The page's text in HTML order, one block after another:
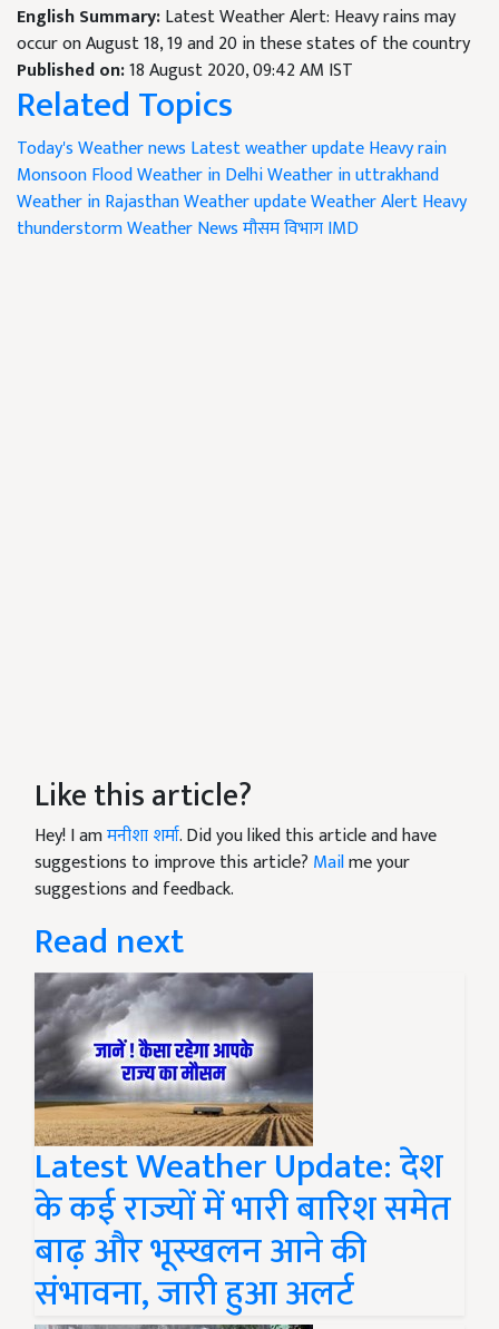
English Summary:Latest Weather Alert: Heavy rains may
occur on August 18, 19 and 20 in these states of the country
Published on:18 August 2020, 09:42 AM IST
Related Topics
Today's Weather news Latest weather updateHeavy rain
MonsoonFloodWeather in DelhiWeather in uttrakhand
Weather in RajasthanWeather updateWeather AlertHeavy
thunderstormWeather Newsमौसम विभागIMD
Like this article?
Hey! I amमनीशा शर्मा. Did you liked this article and have
suggestions to improve this article? Mailme your
suggestions and feedback.
Read next
Latest Weather Update: देश
के कई राज्यों में भारी बारिश समेत
बाढ़ और भूस्खलन आने की
संभावना, जारी हुआ अलर्ट